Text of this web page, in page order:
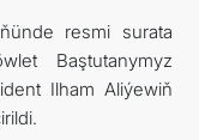
resmi surata
Baştutanymyz
Ilham Aliýewiň